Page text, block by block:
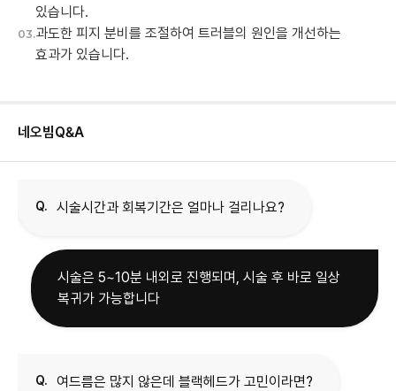
있습니다.
03.과도한 피지 분비를 조절하여 트러블의 원인을 개선하는
효과가 있습니다.
네오빔Q&A
Q. 시술시간과 회복기간은 얼마나 걸리나요?
시술은 5~10분 내외로 진행되며, 시술 후 바로 일상
복귀가 가능합니다
Q. 여드름은 많지 않은데 블랙헤드가 고민이라면?